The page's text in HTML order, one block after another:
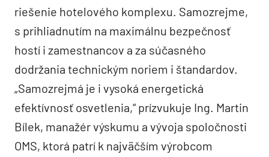
riešenie hotelového komplexu. Samozrejme,
s prihliadnutím na maximálnu bezpečnosť
hostí i zamestnancov a za súčasného
dodržania technickým noriem i štandardov.
„Samozrejmá je i vysoká energetická
efektívnosť osvetlenia,“ prízvukuje Ing. Martin
Bílek, manažér výskumu a vývoja spoločnosti
OMS, ktorá patrí k najväčším výrobcom